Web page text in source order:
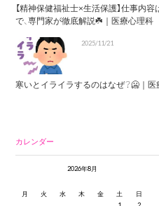
【精神保健福祉士×生活保護】仕事内
で、専門家が徹底解説☘️｜医療心理科
2025/11/21
寒いとイライラするのはなぜ？🥶｜
カレンダー
2026年8月
月 火 水 木 金 土
日